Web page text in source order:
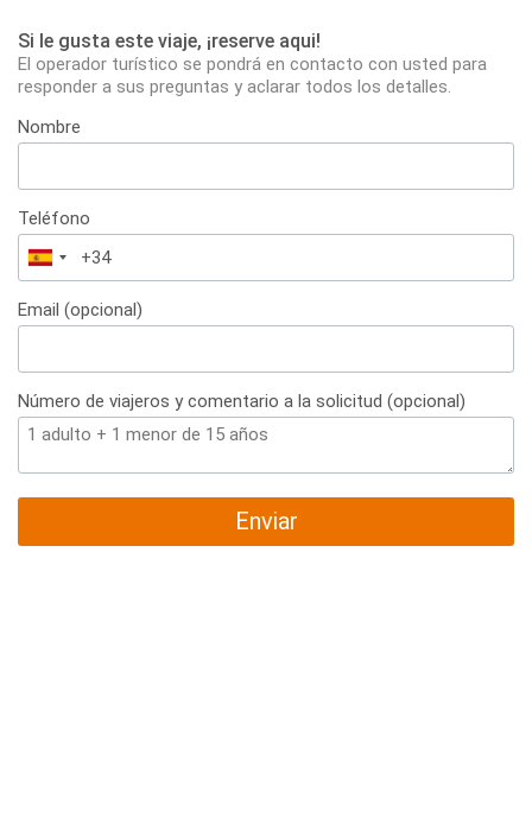
Si le gusta este viaje, ¡reserve aqui!
El operador turístico se pondrá en contacto con usted para
responder a sus preguntas y aclarar todos los detalles.
Nombre
Teléfono
España
+34
Email (opcional)
Número de viajeros y comentario a la solicitud (opcional)
Enviar